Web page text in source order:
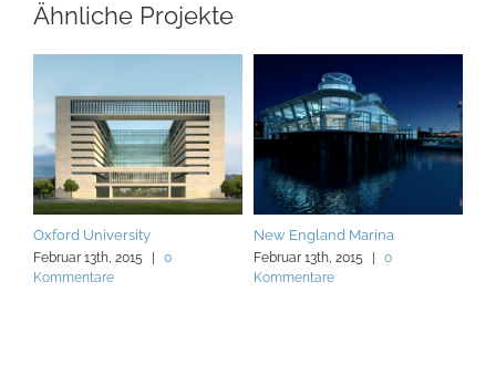
Ähnliche Projekte
Oxford University
Februar 13th, 2015 |
0
Kommentare
New England Marina
Februar 13th, 2015 |
0
Kommentare